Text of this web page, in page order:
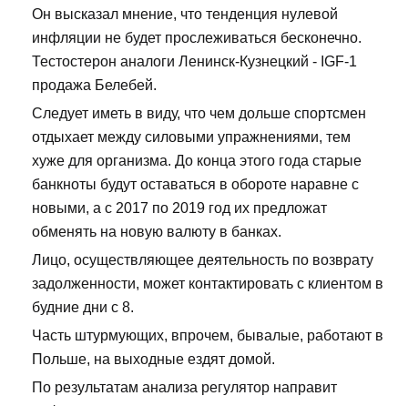
Он высказал мнение, что тенденция нулевой
инфляции не будет прослеживаться бесконечно.
Тестостерон аналоги Ленинск-Кузнецкий - IGF-1
продажа Белебей.
Следует иметь в виду, что чем дольше спортсмен
отдыхает между силовыми упражнениями, тем
хуже для организма. До конца этого года старые
банкноты будут оставаться в обороте наравне с
новыми, а с 2017 по 2019 год их предложат
обменять на новую валюту в банках.
Лицо, осуществляющее деятельность по возврату
задолженности, может контактировать с клиентом в
будние дни с 8.
Часть штурмующих, впрочем, бывалые, работают в
Польше, на выходные ездят домой.
По результатам анализа регулятор направит